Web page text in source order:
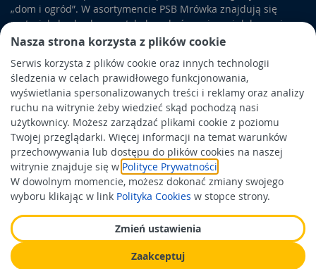
Nasza strona korzysta z plików cookie
Serwis korzysta z plików cookie oraz innych technologii
śledzenia w celach prawidłowego funkcjonowania,
wyświetlania spersonalizowanych treści i reklamy oraz analizy
ruchu na witrynie żeby wiedzieć skąd pochodzą nasi
użytkownicy. Możesz zarządzać plikami cookie z poziomu
Twojej przeglądarki. Więcej informacji na temat warunków
przechowywania lub dostępu do plików cookies na naszej
witrynie znajduje się w Polityce Prywatności
W dowolnym momencie, możesz dokonać zmiany swojego
wyboru klikając w link Polityka Cookies w stopce strony.
Zmień ustawienia
Zaakceptuj
„dom i ogród”. W asortymencie PSB Mrówka znajdują się
materiały budowlane, artykuły wykończeniowe i dekoracyjne,
wyposażenie łazienek i kuchni, elektronarzędzia, a także
artykuły związane z ogrodem i otoczeniem domu.
Obowiązek informacyjny
Polityka prywatności
Polityka Cookies
Odbiór zużytego sprzętu
Wspierają nas: